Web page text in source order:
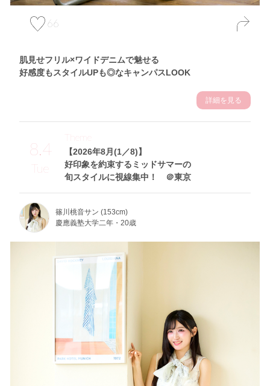
66
肌見せフリル×ワイドデニムで魅せる
好感度もスタイルUPも◎なキャンパスLOOK
詳細を見る
8.4
Tue
【2026年8月(1／8)】
好印象を約束するミッドサマーの
旬スタイルに視線集中！ ＠東京
Theme
篠川桃音サン (153cm)
慶應義塾大学二年・20歳